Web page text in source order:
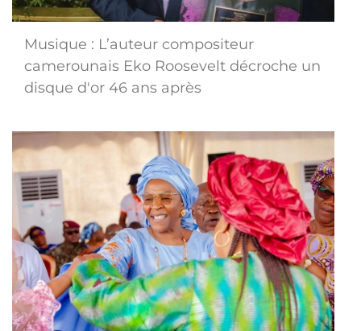
Musique : L’auteur compositeur
camerounais Eko Roosevelt décroche un
disque d'or 46 ans après